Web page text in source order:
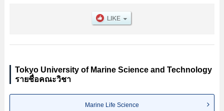
Tokyo University of Marine Science and Technology
รายชื่อคณะวิชา
Marine Life Science